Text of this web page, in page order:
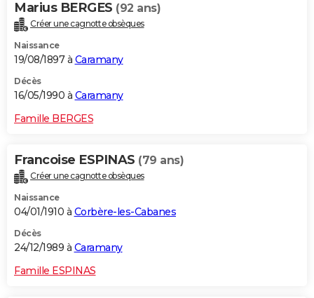
Marius BERGES (92 ans)
Créer une cagnotte obsèques
Naissance
19/08/1897 à Caramany
Décès
16/05/1990 à Caramany
Famille BERGES
Francoise ESPINAS (79 ans)
Créer une cagnotte obsèques
Naissance
04/01/1910 à Corbère-les-Cabanes
Décès
24/12/1989 à Caramany
Famille ESPINAS